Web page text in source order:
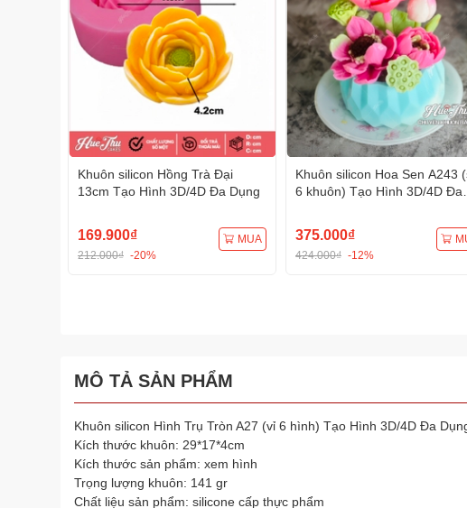
Khuôn silicon Hồng Trà Đại
13cm Tạo Hình 3D/4D Đa Dụng
169.900₫
212.000₫ -20%
MUA
Khuôn silicon Hoa Sen A243
6 khuôn) Tạo Hình 3D/4D Đa
375.000₫
424.000₫ -12%
MÔ TẢ SẢN PHẨM
Khuôn silicon Hình Trụ Tròn A27 (vỉ 6 hình) Tạo Hình 3D/4D Đa
Kích thước khuôn: 29*17*4cm
Kích thước sản phẩm: xem hình
Trọng lượng khuôn: 141 gr
Chất liệu sản phẩm: silicone cấp thực phẩm